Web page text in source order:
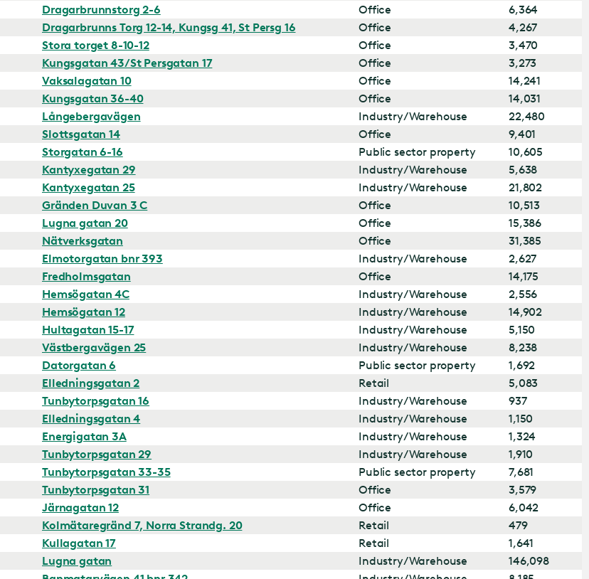
Dragarbrunnstorg 2-6 Office
6,364
Dragarbrunns Torg 12-14, Kungsg 41, St Persg 16 Office
4,267
Stora torget 8-10-12 Office
3,470
Kungsgatan 43/St Persgatan 17 Office
3,273
Vaksalagatan 10 Office
14,241
Kungsgatan 36-40 Office
14,031
Långebergavägen Industry/Warehouse
22,480
Slottsgatan 14 Office
9,401
Storgatan 6-16 Public sector property
10,605
Kantyxegatan 29 Industry/Warehouse
5,638
Kantyxegatan 25 Industry/Warehouse
21,802
Gränden Duvan 3 C Office
10,513
Lugna gatan 20 Office
15,386
Nätverksgatan Office
31,385
Elmotorgatan bnr 393 Industry/Warehouse
2,627
Fredholmsgatan Office
14,175
Hemsögatan 4C Industry/Warehouse
2,556
Hemsögatan 12 Industry/Warehouse
14,902
Hultagatan 15-17 Industry/Warehouse
5,150
Västbergavägen 25 Industry/Warehouse
8,238
Datorgatan 6 Public sector property
1,692
Elledningsgatan 2 Retail
5,083
Tunbytorpsgatan 16 Industry/Warehouse
937
Elledningsgatan 4 Industry/Warehouse
1,150
Energigatan 3A Industry/Warehouse
1,324
Tunbytorpsgatan 29 Industry/Warehouse
1,910
Tunbytorpsgatan 33-35 Public sector property
7,681
Tunbytorpsgatan 31 Office
3,579
Järnagatan 12 Office
6,042
Kolmätaregränd 7, Norra Strandg. 20 Retail
479
Kullagatan 17 Retail
1,641
Lugna gatan Industry/Warehouse
146,098